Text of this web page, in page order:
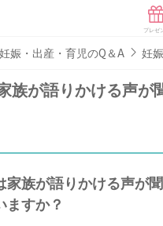
妊娠・出産・育児のQ＆A 妊
族が語りかける声が
家族が語りかける声が聞
ますか？